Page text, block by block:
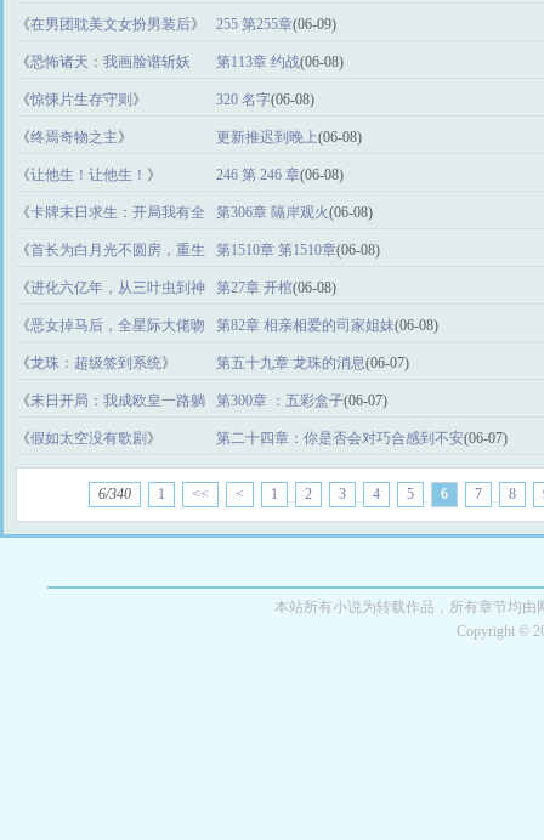
巨龙》
《在男团耽美文女扮男装后》 255 第255章(06-09)
《恐怖诸天：我画脸谱斩妖
邪》
第113章 约战(06-08)
《惊悚片生存守则 》 320 名字(06-08)
《终焉奇物之主》 更新推迟到晚上(06-08)
《让他生！让他生！ 》 246 第 246 章(06-08)
《卡牌末日求生：开局我有全
知之眼 》
第306章 隔岸观火(06-08)
《首长为白月光不圆房，重生
不嫁了》
第1510章 第1510章(06-08)
《进化六亿年，从三叶虫到神
话始祖》
第27章 开棺(06-08)
《恶女掉马后，全星际大佬吻
上来了
第82章 相亲相爱的司家姐妹(06-08)
《龙珠：超级签到系统》 第五十九章 龙珠的消息(06-07)
《末日开局：我成欧皇一路躺
赢》
第300章 ：五彩盒子(06-07)
《假如太空没有歌剧 》 第二十四章：你是否会对巧合感到不安(06-07)
6/340 1 << < 1 2 3 4 5 6 7 8
本站所有小说为转载作品，所有章节均
Copyright ©